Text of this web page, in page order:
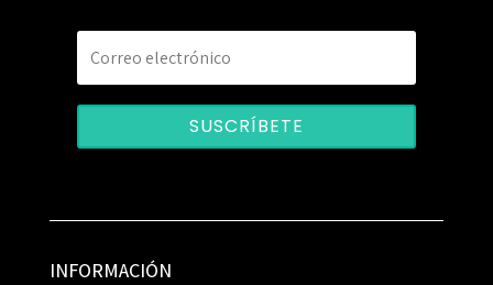
SUSCRÍBETE
INFORMACIÓN